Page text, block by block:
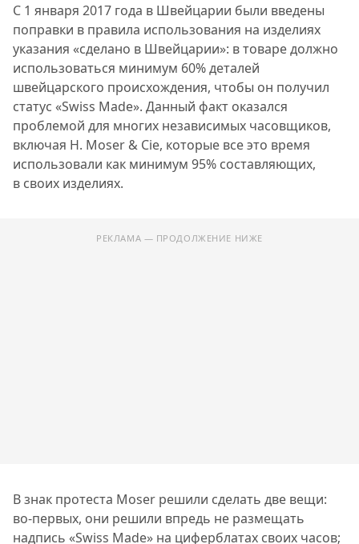
С 1 января 2017 года в Швейцарии были введены
поправки в правила использования на изделиях
указания «сделано в Швейцарии»: в товаре должно
использоваться минимум 60% деталей
швейцарского происхождения, чтобы он получил
статус «Swiss Made». Данный факт оказался
проблемой для многих независимых часовщиков,
включая H. Moser & Cie, которые все это время
использовали как минимум 95% составляющих,
в своих изделиях.
РЕКЛАМА — ПРОДОЛЖЕНИЕ НИЖЕ
В знак протеста Moser решили сделать две вещи:
во-первых, они решили впредь не размещать
надпись «Swiss Made» на циферблатах своих часов;